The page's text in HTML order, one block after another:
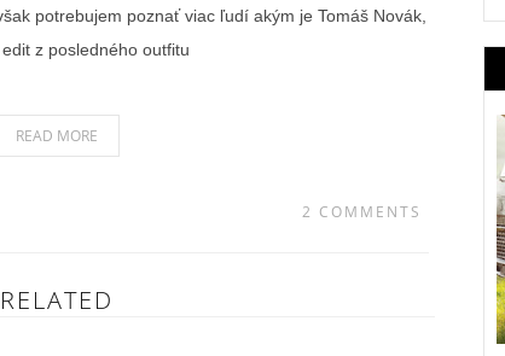
potrebujem poznať viac ľudí akým je Tomáš Novák,
z posledného outfitu
READ MORE
2 COMMENTS
RELATED